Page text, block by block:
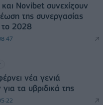
Novibet συνεχίζουν
της συνεργασίας
το 2028
νέα γενιά
τα υβριδικά της